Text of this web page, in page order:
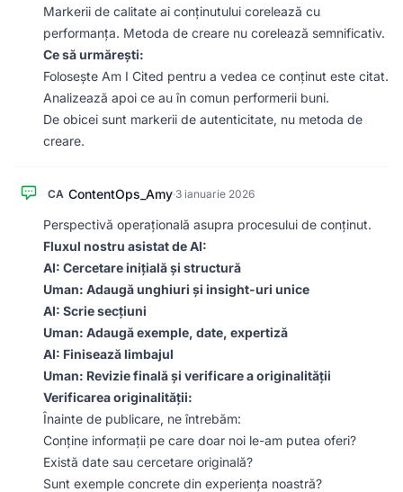
Markerii de calitate ai conținutului corelează cu
performanța. Metoda de creare nu corelează semnificativ.
Ce să urmărești:
Folosește Am I Cited pentru a vedea ce conținut este citat.
Analizează apoi ce au în comun performerii buni.
De obicei sunt markerii de autenticitate, nu metoda de
creare.
CA ContentOps_Amy·3 ianuarie 2026
Perspectivă operațională asupra procesului de conținut.
Fluxul nostru asistat de AI:
AI: Cercetare inițială și structură
Uman: Adaugă unghiuri și insight-uri unice
AI: Scrie secțiuni
Uman: Adaugă exemple, date, expertiză
AI: Finisează limbajul
Uman: Revizie finală și verificare a originalității
Verificarea originalității:
Înainte de publicare, ne întrebăm:
Conține informații pe care doar noi le-am putea oferi?
Există date sau cercetare originală?
Sunt exemple concrete din experiența noastră?